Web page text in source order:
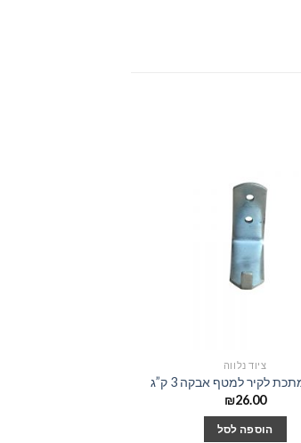
ציוד נלווה
לקיר למטף אבקה 3 ק”ג
₪26.00
הוספה לסל